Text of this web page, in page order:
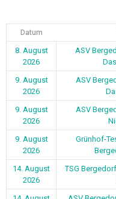
Datum
8. August
2026
ASV
9. August
2026
ASV
9. August
2026
ASV
9. August
2026
Grünhof-
14. August
2026
TSG